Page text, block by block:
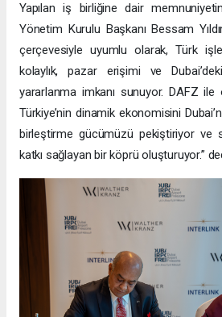
Yapılan iş birliğine dair
Yönetim Kurulu Başkanı Bessam
çerçevesiyle uyumlu olarak, Türk
kolaylık, pazar erişimi ve
yararlanma imkanı sunuyor. DAFZ ile
Türkiye’nin dinamik ekonomisini
birleştirme gücümüzü pekiştiriyor ve
katkı sağlayan bir köprü oluşturuyor.”